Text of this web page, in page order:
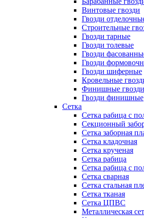
Винтовые гвозди
Гвозди
Строительные
Гвозди тарные
Гвозди толевые
Гвозди
Гвозди
Гвозди шиферные
Кровельные
Финишные гвозди
Гвозди финишные
Сетка
Сетка рабица с
Секционный
Сетка заборная
Сетка кладочная
Сетка крученая
Сетка рабица
Сетка рабица с
Сетка сварная
Сетка стальная
Сетка тканая
Сетка ЦПВС
Металлическая